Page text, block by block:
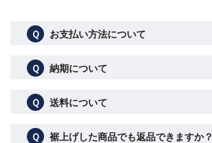
Ｑ お支払い方法について
Ｑ 納期について
Ｑ 送料について
Ｑ 裾上げした商品でも返品できますか？